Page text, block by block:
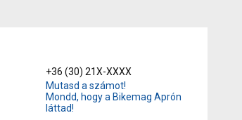
+36 (30) 21X-XXXX
Mutasd a számot!
Mondd, hogy a Bikemag Aprón
láttad!